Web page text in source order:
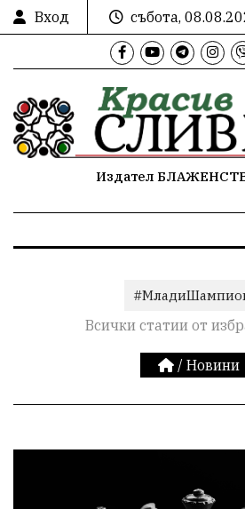
Вход
събота,
Издател
Всички статии от
/ Новини